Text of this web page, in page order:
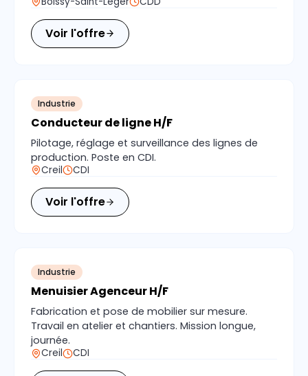
Voir l'offre
Industrie
Conducteur de ligne H/F
Pilotage, réglage et surveillance des lignes de
production. Poste en CDI.
Creil CDI
Voir l'offre
Industrie
Menuisier Agenceur H/F
Fabrication et pose de mobilier sur mesure.
Travail en atelier et chantiers. Mission longue,
journée.
Creil CDI